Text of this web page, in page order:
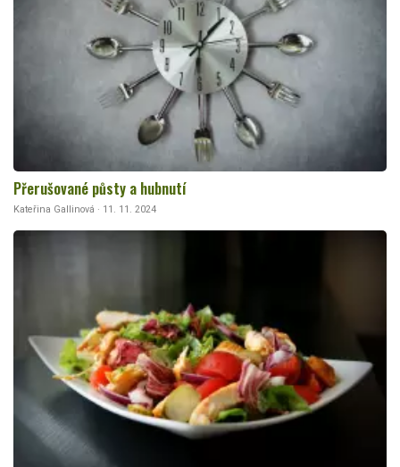
Přerušované půsty a hubnutí
Kateřina Gallinová · 11. 11. 2024